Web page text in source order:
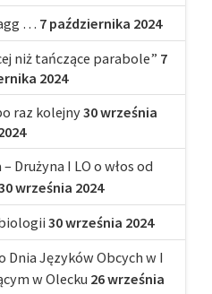
… 7 października 2024
niż tańczące parabole” 7
2024
raz kolejny30 września
Drużyna I LO o włos od
września 2024
30 września 2024
Dnia Języków Obcych w I
w Olecku 26 września